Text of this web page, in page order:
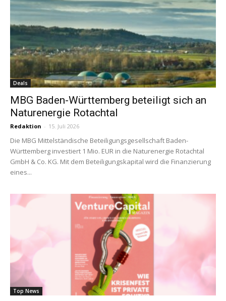
Deals
MBG Baden-Württemberg beteiligt sich an
Naturenergie Rotachtal
Redaktion - 15. Juli 2026
Die MBG Mittelständische Beteiligungsgesellschaft Baden-
Württemberg investiert 1 Mio. EUR in die Naturenergie Rotachtal
GmbH & Co. KG. Mit dem Beteiligungskapital wird die Finanzierung
eines...
Top News